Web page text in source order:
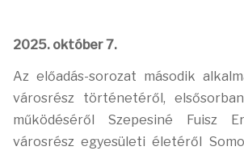
2025. október 7.
Az előadás-sorozat második
városrész történetéről,
működéséről Szepesiné Fuisz
városrész egyesületi életéről